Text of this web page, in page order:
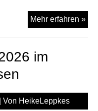
Mehr erfahren »
am
im
| Von HeikeLeppkes